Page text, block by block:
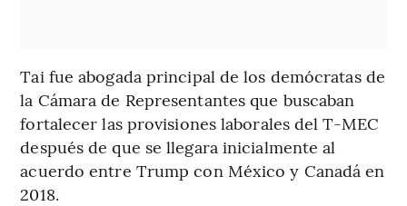
Tai fue abogada principal de los demócratas de
la Cámara de Representantes que buscaban
fortalecer las provisiones laborales del T-MEC
después de que se llegara inicialmente al
acuerdo entre Trump con México y Canadá en
2018.